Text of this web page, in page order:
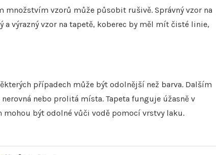
vzorů může působit rušivě. Správný vzor na
výrazný vzor na tapetě, koberec by měl mít čisté linie,
případech může být odolnější než barva. Dalším
nebo prolitá místa. Tapeta funguje úžasně v
být odolné vůči vodě pomocí vrstvy laku.